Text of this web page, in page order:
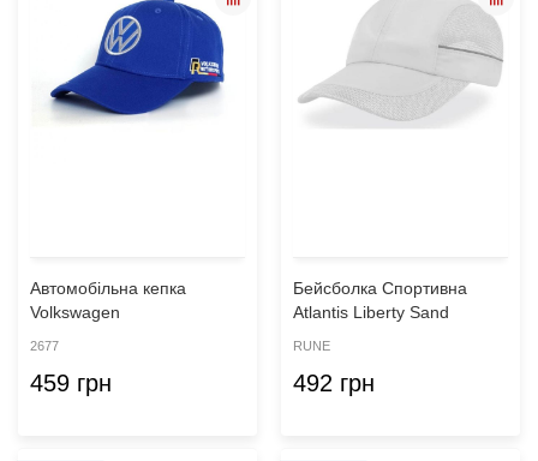
Автомобільна кепка
Volkswagen
2677
459 грн
Бейсболка Спортивна
Atlantis Liberty Sand
RUNE
492 грн